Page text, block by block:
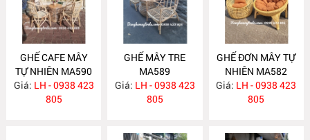
GHẾ CAFE MÂY
TỰ NHIÊN MA590
Giá: LH - 0938 423
805
GHẾ MÂY TRE
MA589
Giá: LH - 0938 423
805
GHẾ ĐƠN MÂY TỰ
NHIÊN MA582
Giá: LH - 0938 423
805